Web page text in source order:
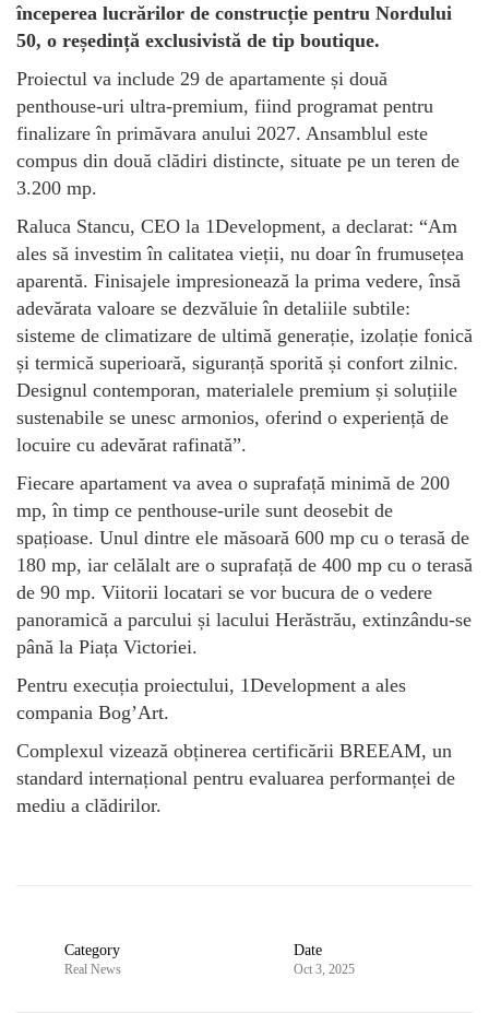
începerea lucrărilor de construcție pentru Nordului
50, o reședință exclusivistă de tip boutique.
Proiectul va include 29 de apartamente și două
penthouse-uri ultra-premium, fiind programat pentru
finalizare în primăvara anului 2027. Ansamblul este
compus din două clădiri distincte, situate pe un teren de
3.200 mp.
Raluca Stancu, CEO la 1Development, a declarat: “Am
ales să investim în calitatea vieții, nu doar în frumusețea
aparentă. Finisajele impresionează la prima vedere, însă
adevărata valoare se dezvăluie în detaliile subtile:
sisteme de climatizare de ultimă generație, izolație fonică
și termică superioară, siguranță sporită și confort zilnic.
Designul contemporan, materialele premium și soluțiile
sustenabile se unesc armonios, oferind o experiență de
locuire cu adevărat rafinată”.
Fiecare apartament va avea o suprafață minimă de 200
mp, în timp ce penthouse-urile sunt deosebit de
spațioase. Unul dintre ele măsoară 600 mp cu o terasă de
180 mp, iar celălalt are o suprafață de 400 mp cu o terasă
de 90 mp. Viitorii locatari se vor bucura de o vedere
panoramică a parcului și lacului Herăstrău, extinzându-se
până la Piața Victoriei.
Pentru execuția proiectului, 1Development a ales
compania Bog’Art.
Complexul vizează obținerea certificării BREEAM, un
standard internațional pentru evaluarea performanței de
mediu a clădirilor.
Category
Real News
Date
Oct 3, 2025